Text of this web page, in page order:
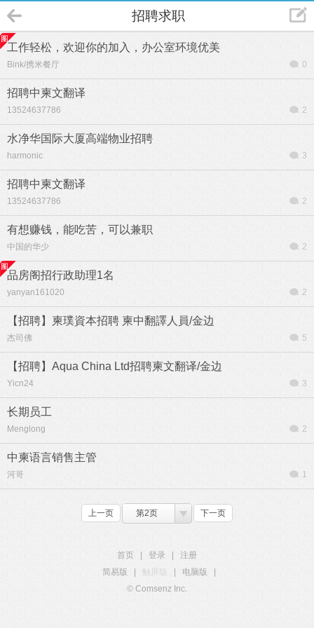
招聘求职
工作轻松，欢迎你的加入，办公室环境优美
Bink/携米餐厅 0
招聘中柬文翻译
13524637786 2
水净华国际大厦高端物业招聘
harmonic 3
招聘中柬文翻译
13524637786 2
有想赚钱，能吃苦，可以兼职
中国的华少 2
品房阁招行政助理1名
yanyan161020 2
【招聘】柬璞資本招聘 柬中翻譯人員/金边
杰司佛 5
【招聘】Aqua China Ltd招聘柬文翻译/金边
Yicn24 3
长期员工
Menglong 2
中柬语言销售主管
河哥 1
上一页 第2页 下一页
首页 登录
注册
简易版
触屏版 电脑版
© Comsenz Inc.